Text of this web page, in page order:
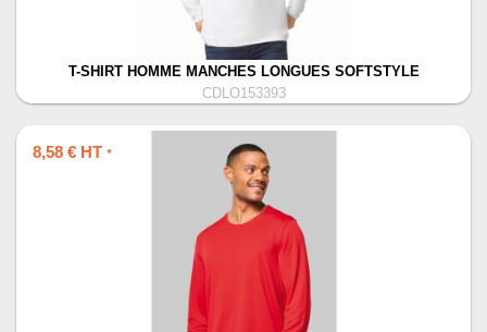
T-SHIRT HOMME MANCHES LONGUES SOFTSTYLE
CDLO153393
8,58 € HT *